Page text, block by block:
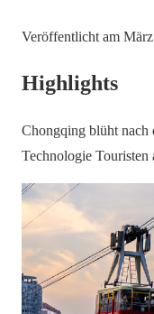
Veröffentlicht am
Highlights
Chongqing blüht nach
Technologie Touristen